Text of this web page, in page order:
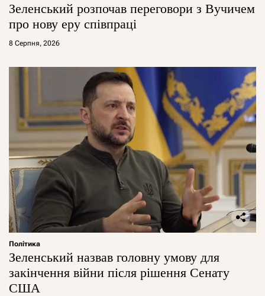
Зеленський розпочав переговори з Вучичем
про нову еру співпраці
8 Серпня, 2026
Політика
Зеленський назвав головну умову для
закінчення війни після рішення Сенату
США